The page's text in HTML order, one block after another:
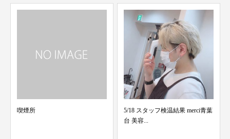
5/18 スタッフ検温結果 merci青葉
3/30 スタッフ検温結果 merci青葉
台美容院